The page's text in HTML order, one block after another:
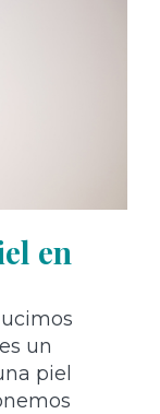
en
un
piel